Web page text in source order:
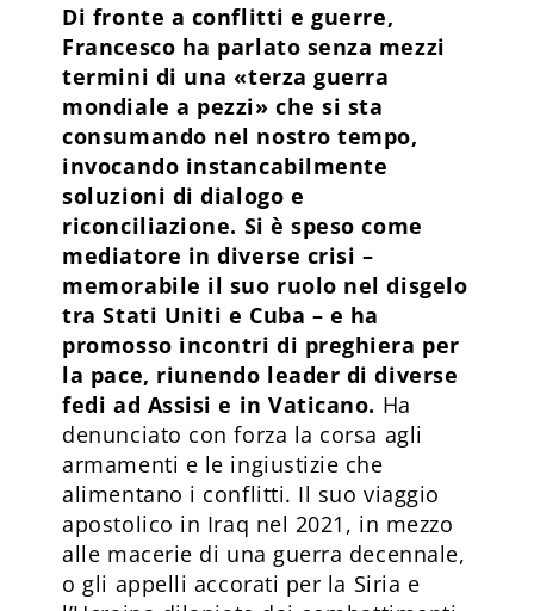
Di fronte a conflitti e guerre,
Francesco ha parlato senza mezzi
termini di una «terza guerra
mondiale a pezzi» che si sta
consumando nel nostro tempo,
invocando instancabilmente
soluzioni di dialogo e
riconciliazione. Si è speso come
mediatore in diverse crisi –
memorabile il suo ruolo nel disgelo
tra Stati Uniti e Cuba – e ha
promosso incontri di preghiera per
la pace, riunendo leader di diverse
fedi ad Assisi e in Vaticano. Ha
denunciato con forza la corsa agli
armamenti e le ingiustizie che
alimentano i conflitti. Il suo viaggio
apostolico in Iraq nel 2021, in mezzo
alle macerie di una guerra decennale,
o gli appelli accorati per la Siria e